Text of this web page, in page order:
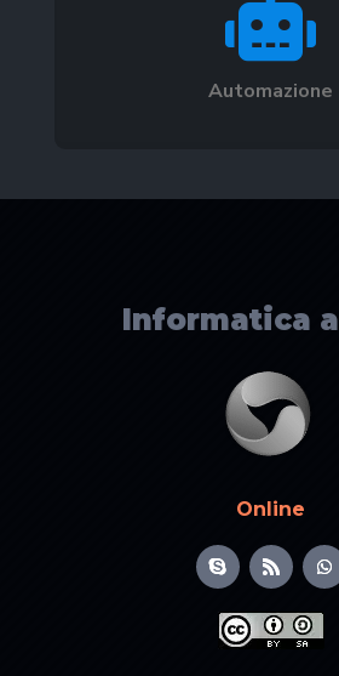

Automazione
Informatica a
Online